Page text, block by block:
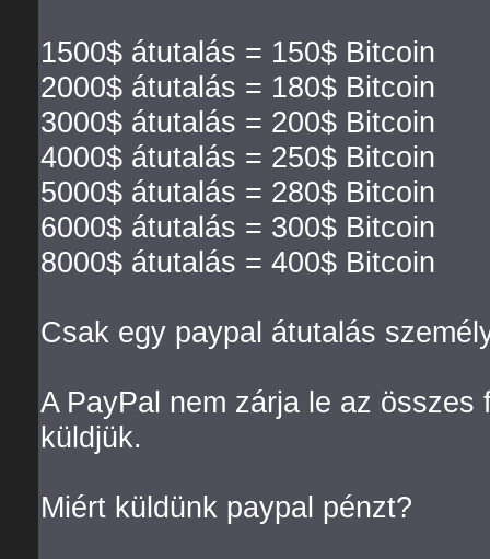
1500$ átutalás = 150$ Bitcoin
2000$ átutalás = 180$ Bitcoin
3000$ átutalás = 200$ Bitcoin
4000$ átutalás = 250$ Bitcoin
5000$ átutalás = 280$ Bitcoin
6000$ átutalás = 300$ Bitcoin
8000$ átutalás = 400$ Bitcoin
Csak egy paypal átutalás
A PayPal nem zárja le az
küldjük.
Miért küldünk paypal pénzt?